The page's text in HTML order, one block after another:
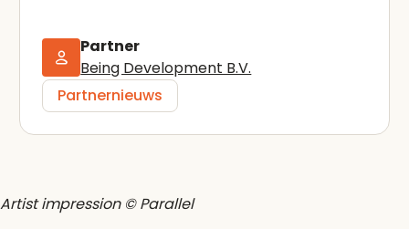
Partner
Being Development B.V.
Partnernieuws
Artist impression © Parallel